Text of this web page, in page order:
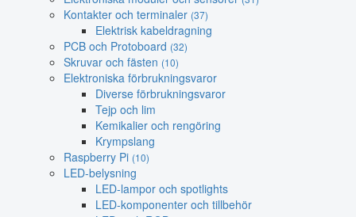
Kontakter och terminaler (37)
Elektrisk kabeldragning
PCB och Protoboard (32)
Skruvar och fästen (10)
Elektroniska förbrukningsvaror
Diverse förbrukningsvaror
Tejp och lim
Kemikalier och rengöring
Krympslang
Raspberry Pi (10)
LED-belysning
LED-lampor och spotlights
LED-komponenter och tillbehör